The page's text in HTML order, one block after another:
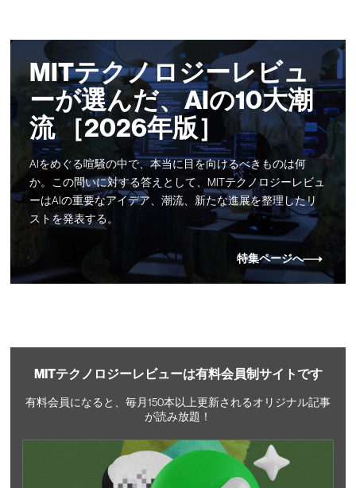
MITテクノロジーレビュ
ーが選んだ、AIの10大潮
流 ［2026年版］
AIをめぐる喧騒の中で、本当に目を向けるべきものは何
か。この問いに対する答えとして、MITテクノロジーレビュ
ーはAIの重要なアイデア、潮流、新たな進展を整理したリ
ストを発表する。
特集ページへ
MITテクノロジーレビューは有料会員制サイトです
有料会員になると、毎月150本以上更新されるオリジナル記事
が読み放題！